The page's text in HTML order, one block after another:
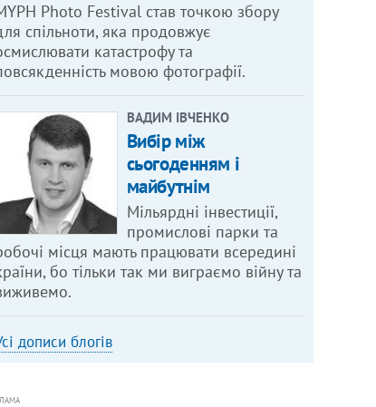
Photo Festival став точкою збору
спільноти, яка продовжує
катастрофу та
мовою фотографії.
ВАДИМ ІВЧЕНКО
Вибір між
сьогоденням і
майбутнім
Мільярдні інвестиції,
промислові парки та
місця мають працювати всередині
бо тільки так ми виграємо війну та
дописи блогів